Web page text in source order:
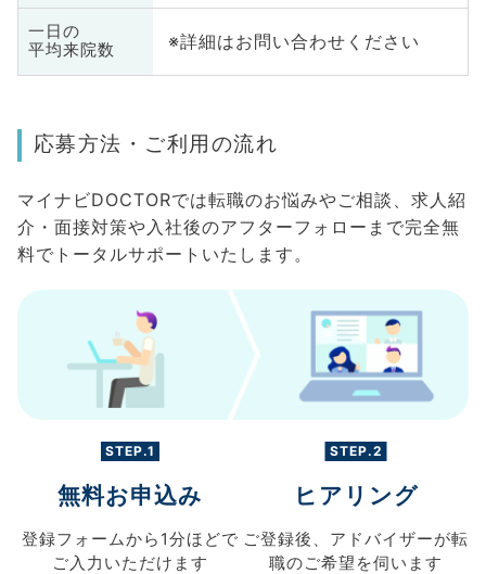
一日の
平均来院数
※詳細はお問い合わせください
応募方法・ご利用の流れ
マイナビDOCTORでは転職のお悩みやご相談、求人紹
介・面接対策や入社後のアフターフォローまで完全無
料でトータルサポートいたします。
STEP.1
無料お申込み
登録フォームから 1分ほどで
ご入力 いただけます
STEP.2
ヒアリング
ご登録後、 アドバイザーが転
職のご希望を伺います